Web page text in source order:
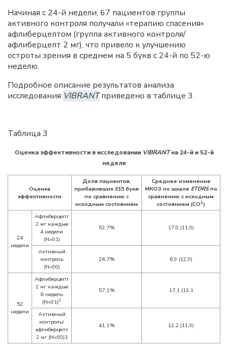
Начиная с 24-й недели, 67 пациентов группы
активного контроля получали «терапию спасения»
афлиберцептом (группа активного контроля/
афлиберцепт 2 мг), что привело к улучшению
остроты зрения в среднем на 5 букв с 24-й по 52-ю
неделю.
Подробное описание результатов анализа
исследования VIBRANTприведено в таблице 3.
Таблица 3
Оценка эффективности в исследовании VIBRANTна 24-й и 52-й
неделе
Оценка
эффективности
Доля пациентов,
прибавивших ≥15 букв
по сравнению с
исходным состоянием
Среднее изменение
МКОЗ по шкале ETDRSпо
сравнению с исходным
состоянием (СО1)
24
недели
Афлиберцепт
2 мг каждые
4 недели
(N=91)
52,7% 17,0 (11,9)
Активный
контроль
(N=90)
26,7% 6,9 (12,9)
52
недели
Афлиберцепт
2 мг каждые
8 недель
(N=91)2
57,1% 17,1 (13,1
Активный
контроль/
афлиберцепт
2 мг (N=90)3
41,1% 12,2 (11,9)